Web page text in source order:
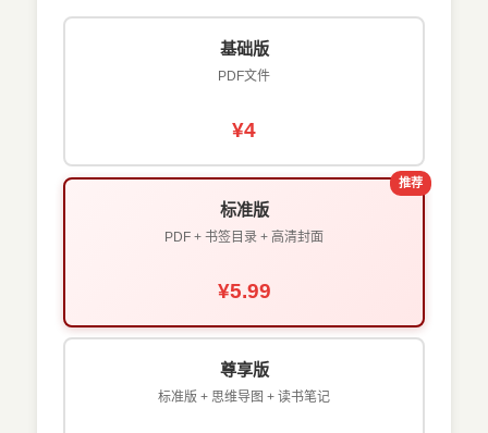
基础版
PDF文件
¥4
推荐
标准版
PDF + 书签目录 + 高清封面
¥5.99
尊享版
标准版 + 思维导图 + 读书笔记